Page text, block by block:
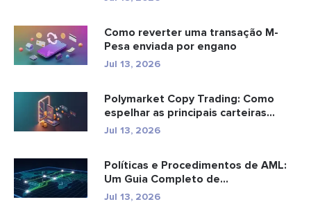
Como reverter uma transação M-
Pesa enviada por engano
Jul 13, 2026
Polymarket Copy Trading: Como
espelhar as principais carteiras
com...
Jul 13, 2026
Políticas e Procedimentos de AML:
Um Guia Completo de
Conformidade
Jul 13, 2026